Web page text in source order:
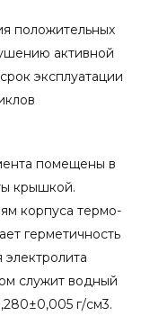
положительных
активной
эксплуатации
помещены в
крышкой.
корпуса термо-
герметичность
служит водный
г/см3.